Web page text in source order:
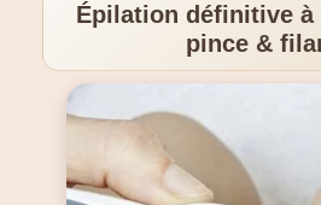
Épilation définitive à
pince &